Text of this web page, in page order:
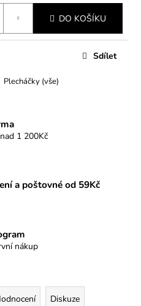
DO KOŠÍKU
Plecháčky (vše)
Sdílet
1 200Kč
a poštovné od 59Kč
nákup
Diskuze